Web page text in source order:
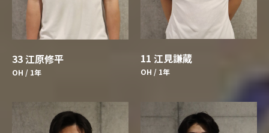
33 江原修平
OH / 1年
11 江見謙蔵
OH / 1年